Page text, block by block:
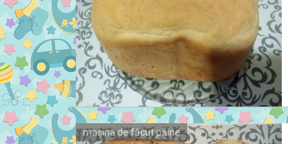
mașina de făcut pâine